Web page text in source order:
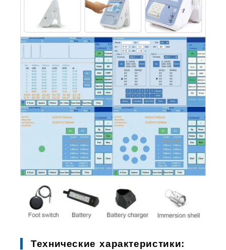
Технические характеристики: